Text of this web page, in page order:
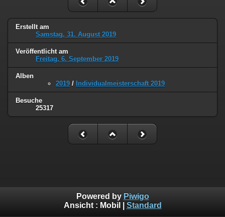
Erstellt am
Samstag, 31. August 2019
Veröffentlicht am
Freitag, 6. September 2019
Alben
2019 / Individualmeisterschaft 2019
Besuche
25317
Powered by Piwigo
Ansicht : Mobil Standard